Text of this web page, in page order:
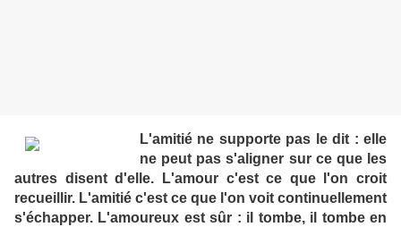
L'amitié ne supporte pas le dit : elle
ne peut pas s'aligner sur ce que les
autres disent d'elle. L'amour c'est ce que l'on croit
recueillir. L'amitié c'est ce que l'on voit continuellement
s'échapper. L'amoureux est sûr : il tombe, il tombe en